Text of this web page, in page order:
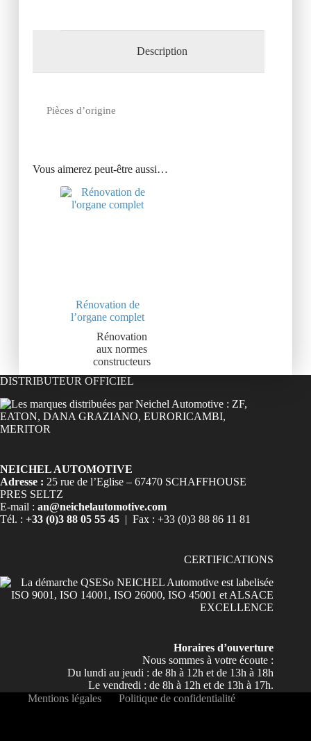
Description
Pièces d’origine
Vous aimerez peut-être aussi…
Rénovation de
l’organe complet
Rénovation
aux normes
constructeurs
DISTRIBUTEUR OFFICIEL
NEICHEL AUTOMOTIVE
Adresse : 25 rue de l’Eglise – 67470 SCHAFFHOUSE
PRES SELTZ
E-mail : an@neichelautomotive.com
Tél. : +33 (0)3 88 05 55 45 | Fax : +33 (0)3 88 86 11 81
CERTIFICATIONS
Horaires d’ouverture
Nous sommes à votre écoute :
Du lundi au jeudi : de 8h à 12h et de 13h à 18h
Le vendredi : de 8h à 12h et de 13h à 17h.
Mentions légales
Politique de confidentialité